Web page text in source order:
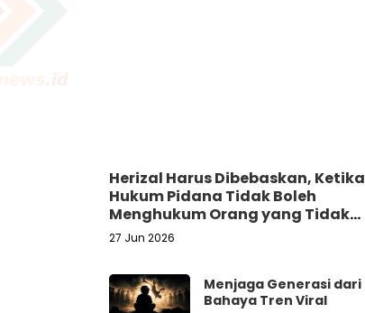
Herizal Harus Dibebaskan, Ketika
Hukum Pidana Tidak Boleh
Menghukum Orang yang Tidak
Bersalah
27 Jun 2026
Menjaga Generasi dari
Bahaya Tren Viral